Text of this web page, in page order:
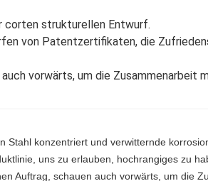
corten strukturellen Entwurf.
von Patentzertifikaten, die
vorwärts, um die Zusammenarbeit
Stahl konzentriert und verwitternde
uns zu erlauben, hochrangiges zu
Auftrag, schauen auch vorwärts, um die